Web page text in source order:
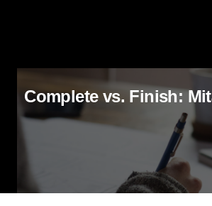
Complete vs. Finish: